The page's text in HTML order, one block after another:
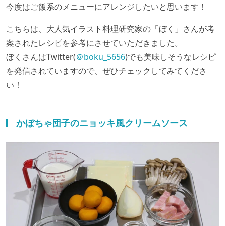
今度はご飯系のメニューにアレンジしたいと思います！
こちらは、大人気イラスト料理研究家の「ぼく」さんが考
案されたレシピを参考にさせていただきました。
ぼくさんはTwitter(＠boku_5656)でも美味しそうなレシピ
を発信されていますので、ぜひチェックしてみてくださ
い！
かぼちゃ団子のニョッキ風クリームソース